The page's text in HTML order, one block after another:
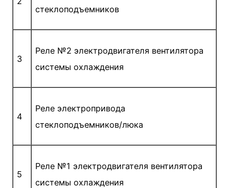
стеклоподъемников
3
Реле №2 электродвигателя вентилятора
системы охлаждения
4
Реле электропривода
стеклоподъемников/люка
5
Реле №1 электродвигателя вентилятора
системы охлаждения